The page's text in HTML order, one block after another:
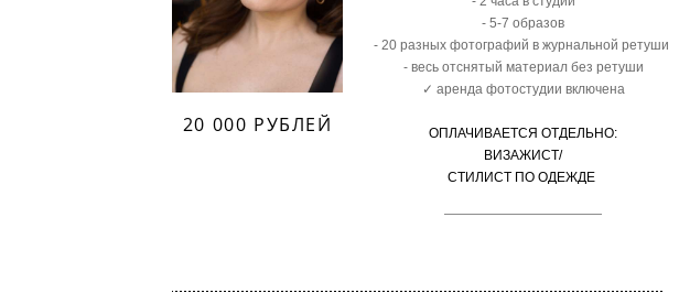
20 000 РУБЛЕЙ
- 5-7 образов
- 20 разных фотографий в журнальной ретуши
- весь отснятый материал без ретуши
✓ аренда фотостудии включена
ОПЛАЧИВАЕТСЯ ОТДЕЛЬНО:
ВИЗАЖИСТ/
СТИЛИСТ ПО ОДЕЖДЕ